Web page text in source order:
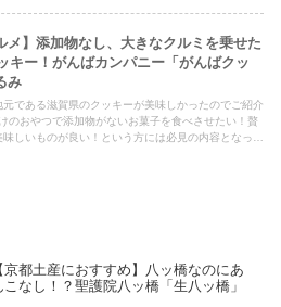
メ】添加物なし、大きなクルミを乗せた
キー！がんばカンパニー「がんばクッ
み
元である滋賀県のクッキーが美味しかったのでご紹介
のおやつで添加物がないお菓子を食べさせたい！贅
しいものが良い！という方には必見の内容となって
京都土産におすすめ】八ッ橋なのにあ
こなし！？聖護院八ッ橋「生八ッ橋」